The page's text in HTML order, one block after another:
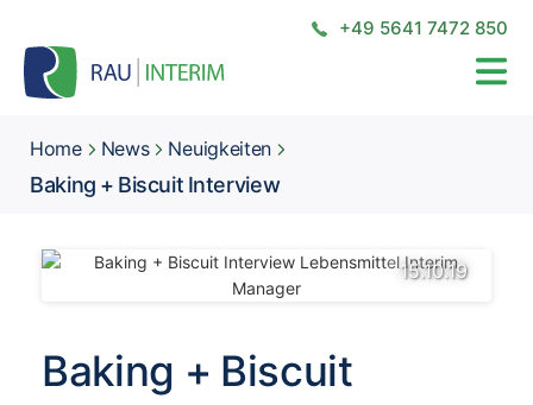
+49 5641 7472 850
Home News Neuigkeiten
Baking + Biscuit Interview
15.10.19
Baking + Biscuit